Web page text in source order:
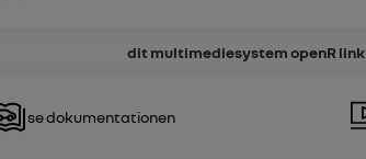
dit multimediesystemopenR link
Se dokumentationen